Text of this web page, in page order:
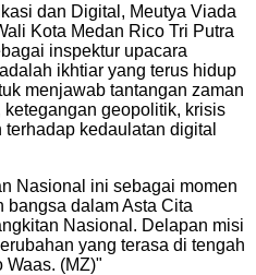
dan Digital, Meutya Viada
Kota Medan Rico Tri Putra
inspektur upacara
ikhtiar yang terus hidup
menjawab tantangan zaman
geopolitik, krisis
kedaulatan digital
Nasional ini sebagai momen
bangsa dalam Asta Cita
Nasional. Delapan misi
yang terasa di tengah
Waas. (MZ)"